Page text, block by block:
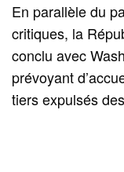
En parallèle du
critiques, la
conclu avec
prévoyant
tiers expulsés